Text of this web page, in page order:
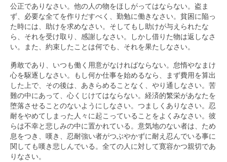
公正でありなさい。他の人の物をほしがってはならない。盗ま
ず、必要な全てを作りだすべく、勤勉に働きなさい。貧困に陥っ
た時には、助けを求めなさい。そしてもし助けが与えられたな
ら、それを受け取り、感謝しなさい。しかし借りた物は返しなさ
い。また、約束したことは何でも、それを果たしなさい。
勇敢であり、いつも働く用意がなければならない。怠惰やなまけ
心を駆逐しなさい。もし何か仕事を始めるなら、まず費用を算出
した上で、その後は、あきらめることなく、やり通しなさい。苦
難の中にあって、心くじけてはならない。経済的繁栄があなたを
堕落させることのないようにしなさい。つましくありなさい。忍
耐をやめてしまった人々に起こっていることをよくみなさい。彼
らは不幸と悲しみの中に置かれている。意気地のない者は、ため
息をつき、嘆き、忍耐強い者がつぶやかずに耐え忍んでいる事に
関しても嘆き悲しんでいる。全ての人に対して寛容かつ親切であ
りなさい。